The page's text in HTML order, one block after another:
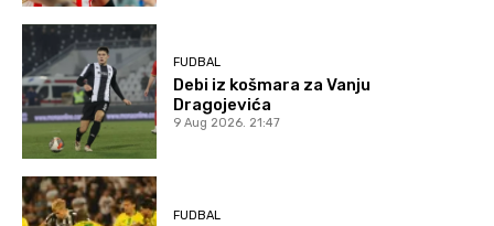
FUDBAL
Debi iz košmara za Vanju
Dragojevića
9 Aug 2026. 21:47
FUDBAL